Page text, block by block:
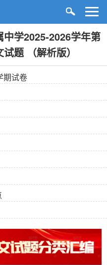
学2025-2026学年第
题 （解析版）
期试卷